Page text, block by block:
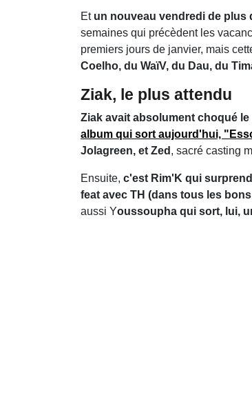
Et un nouveau vendredi de plus
semaines qui précèdent les
premiers jours de janvier, mais
Coelho, du WaïV, du Dau, du
Ziak, le plus attendu
Ziak avait absolument choqué
album qui sort aujourd'hui,
Jolagreen, et Zed , sacré casting
Ensuite, c'est Rim'K qui
feat avec TH (dans tous les
aussi Youssoupha qui sort, lui,